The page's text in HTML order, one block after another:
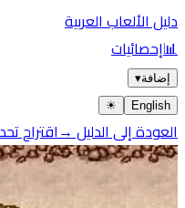
الألعاب العربية
إحصائيات
▾
☀︎
إلى الدليل →اقتراح تحديث